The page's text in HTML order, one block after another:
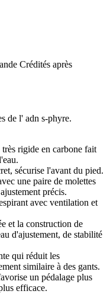
Crédités après
de l' adn s-phyre.
rigide en carbone fait
sécurise l'avant du pied.
une paire de molettes
précis.
avec ventilation et
et la construction de
d'ajustement, de stabilité
qui réduit les
similaire à des gants.
un pédalage plus
efficace.